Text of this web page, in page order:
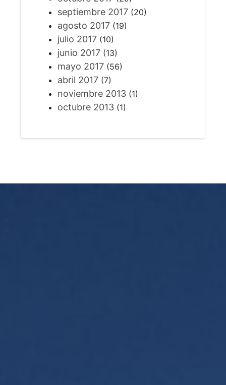
septiembre 2017(20)
agosto 2017(19)
julio 2017(10)
junio 2017(13)
mayo 2017(56)
abril 2017(7)
noviembre 2013(1)
octubre 2013(1)